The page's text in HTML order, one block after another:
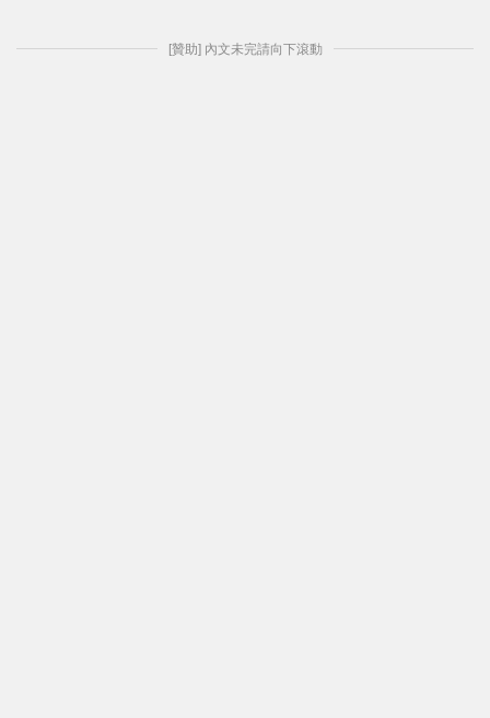
[贊助] 內文未完請向下滾動